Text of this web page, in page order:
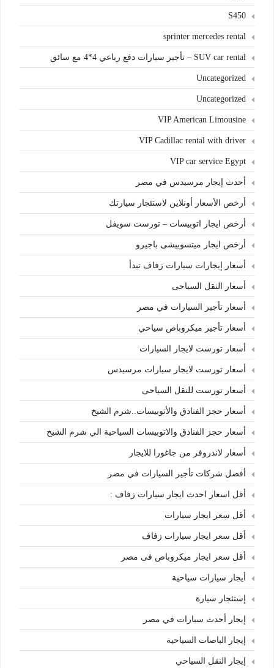
S450
sprinter mercedes rental
SUV car rental – تأجير سيارات دفع رباعي 4*4 مع سائق
Uncategorized
Uncategorized
VIP American Limousine
VIP Cadillac rental with driver
VIP car service Egypt
أحدث إيجار مرسيدس في مصر
أرخص الأسعار أونلاين لاستئجار سيارتك
أرخص ايجار اتوبيسات – تورست سويفل
أرخص ايجار ميتسوبيشى باجيرو
أسعار إيجارات سيارات زفاف تبدأ
أسعار النقل السياحى
أسعار تأجير السيارات في مصر
أسعار تأجير ميكروباص سياحي
أسعار تورست لايجار السيارات
أسعار تورست لايجار سيارات مرسيدس
أسعار تورست للنقل السياحى
أسعار حجز الفنادق والأتوبيسات..شرم الشيخ
أسعار حجز الفنادق والاتوبيسات السياحية الي شرم الشيخ
أسعار لاندروفر من جاغورا للايجار
أفضل شركات تأجير السيارات في مصر
أقل اسعار احدث ايجار سيارات زفاف :
أقل سعر ايجار سيارات
أقل سعر ايجار سيارات زفاف
أقل سعر ايجار ميكروباص فى مصر
أيجار سيارات سياحية
إستئجار سيارة
إيجار أحدث سيارات في مصر
إيجار الباصات السياحية
إيجار النقل السياحي